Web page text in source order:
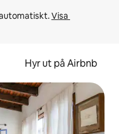
Visa
Hyr ut på Airbnb